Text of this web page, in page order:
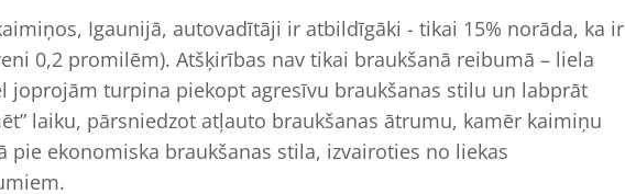
Igaunijā, autovadītāji ir atbildīgāki - tikai 15% norāda, ka ir
0,2 promilēm). Atšķirības nav tikai braukšanā reibumā – liela
joprojām turpina piekopt agresīvu braukšanas stilu un labprāt
laiku, pārsniedzot atļauto braukšanas ātrumu, kamēr kaimiņu
pie ekonomiska braukšanas stila, izvairoties no liekas